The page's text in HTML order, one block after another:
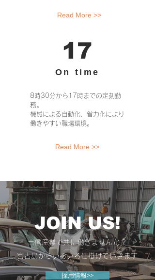
Read More >>
17
On time
8時30分から17時までの定刻勤
務。
機械による自動化、省力化により
働きやすい職場環境。
Read More >>
JOIN US!
​吉信産業で共に働きませんか？
​宮古島からいろいろ仕掛けていきます
採用情報>>